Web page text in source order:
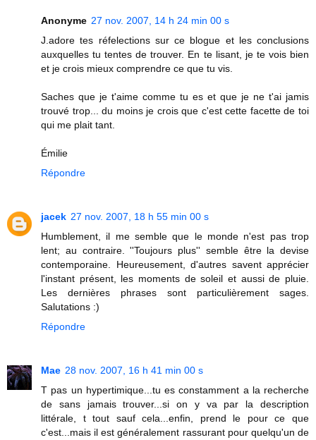
Anonyme 27 nov. 2007, 14 h 24 min 00 s
J.adore tes réfelections sur ce blogue et les conclusions
auxquelles tu tentes de trouver. En te lisant, je te vois bien
et je crois mieux comprendre ce que tu vis.
Saches que je t'aime comme tu es et que je ne t'ai jamis
trouvé trop... du moins je crois que c'est cette facette de toi
qui me plait tant.
Émilie
Répondre
jacek 27 nov. 2007, 18 h 55 min 00 s
Humblement, il me semble que le monde n'est pas trop
lent; au contraire. ''Toujours plus'' semble être la devise
contemporaine. Heureusement, d'autres savent apprécier
l'instant présent, les moments de soleil et aussi de pluie.
Les dernières phrases sont particulièrement sages.
Salutations :)
Répondre
Mae 28 nov. 2007, 16 h 41 min 00 s
T pas un hypertimique...tu es constamment a la recherche
de sans jamais trouver...si on y va par la description
littérale, t tout sauf cela...enfin, prend le pour ce que
c'est...mais il est généralement rassurant pour quelqu'un de